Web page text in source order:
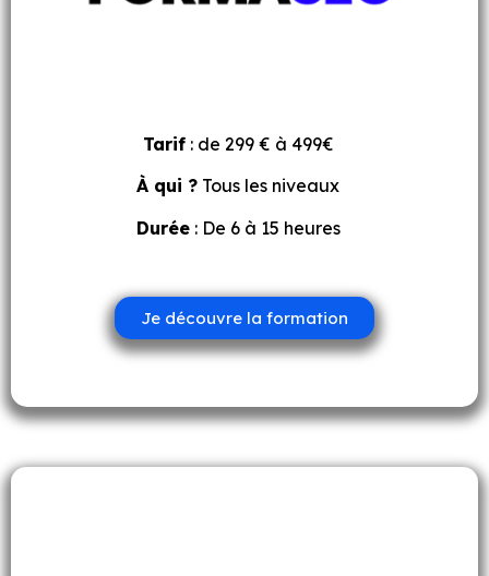
Tarif: de 299 € à 499€
À qui ? Tous les niveaux
Durée: De 6 à 15 heures
Je découvre la formation